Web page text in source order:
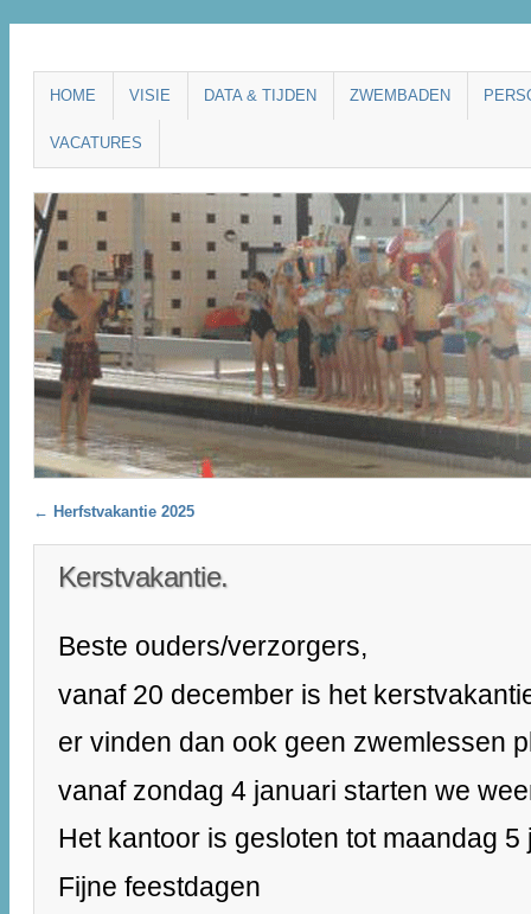
Main menu
SKIP
TO
CONTENT
HOME VISIE DATA & TIJDEN ZWEMBADEN
VACATURES
Post navigation
← Herfstvakantie 2025
Kerstvakantie.
Beste ouders/verzorgers,
vanaf 20 december is het
er vinden dan ook geen zwemlessen
vanaf zondag 4 januari starten we
Het kantoor is gesloten tot maandag 5
Fijne feestdagen